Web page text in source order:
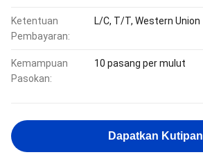
Ketentuan
Pembayaran:
L/C, T/T, Western Union
Kemampuan
Pasokan:
10 pasang per mulut
Dapatkan Kutipan